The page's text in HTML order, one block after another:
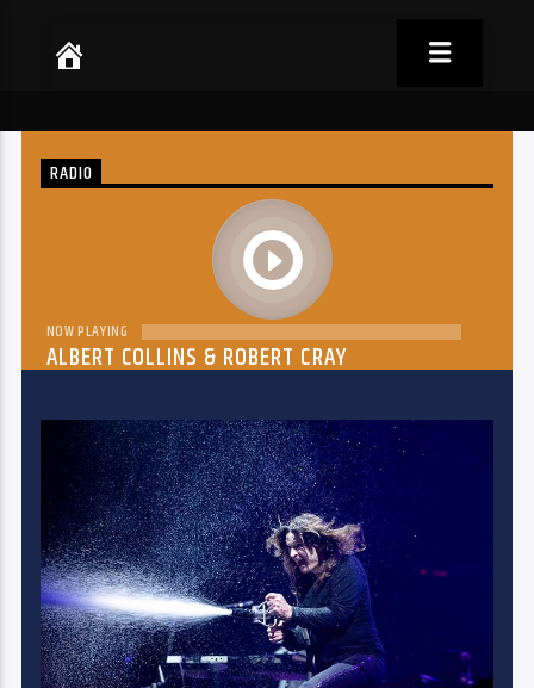
RADIO
play
NOW PLAYING
ALBERT COLLINS & ROBERT CRAY